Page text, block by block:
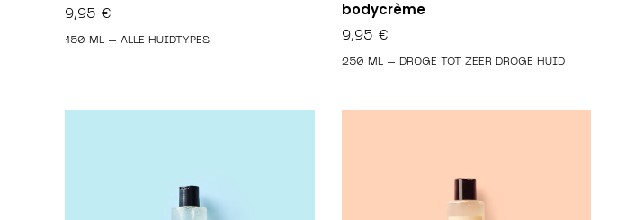
9,95 €
150 ML – ALLE HUIDTYPES
bodycrème
9,95 €
250 ML – DROGE TOT ZEER DROGE HUID